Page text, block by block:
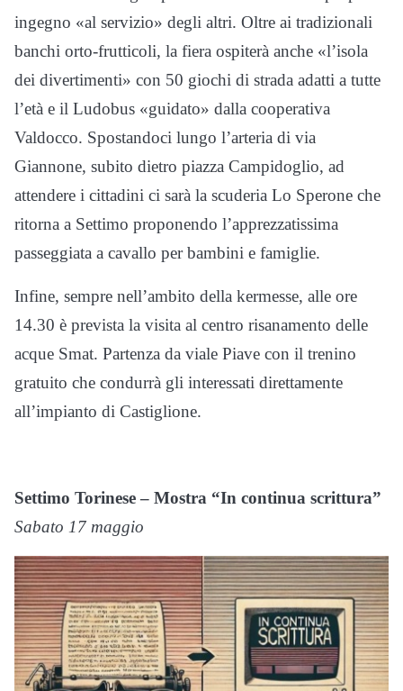
ingegno «al servizio» degli altri. Oltre ai tradizionali
banchi orto-frutticoli, la fiera ospiterà anche «l’isola
dei divertimenti» con 50 giochi di strada adatti a tutte
l’età e il Ludobus «guidato» dalla cooperativa
Valdocco. Spostandoci lungo l’arteria di via
Giannone, subito dietro piazza Campidoglio, ad
attendere i cittadini ci sarà la scuderia Lo Sperone che
ritorna a Settimo proponendo l’apprezzatissima
passeggiata a cavallo per bambini e famiglie.
Infine, sempre nell’ambito della kermesse, alle ore
14.30 è prevista la visita al centro risanamento delle
acque Smat. Partenza da viale Piave con il trenino
gratuito che condurrà gli interessati direttamente
all’impianto di Castiglione.
Settimo Torinese – Mostra “In continua scrittura”
Sabato 17 maggio